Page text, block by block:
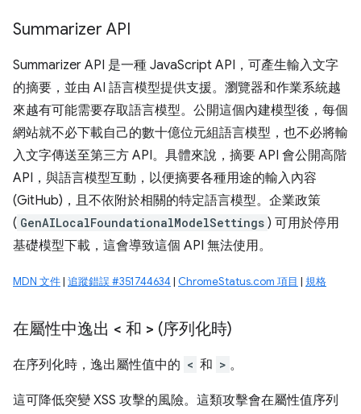
Summarizer API
Summarizer API 是一種 JavaScript API，可產生輸入文字
的摘要，並由 AI 語言模型提供支援。瀏覽器和作業系統越
來越有可能需要存取語言模型。公開這個內建模型後，每個
網站就不必下載自己的數十億位元組語言模型，也不必將輸
入文字傳送至第三方 API。具體來說，摘要 API 會公開高階
API，與語言模型互動，以便摘要各種用途的輸入內容
(GitHub)，且不依附於相關的特定語言模型。企業政策
( GenAILocalFoundationalModelSettings ) 可用於停用
基礎模型下載，這會導致這個 API 無法使用。
MDN 文件| 追蹤錯誤 #351744634 | ChromeStatus.com 項目 | 規格
在屬性中逸出 < 和 > (序列化時)
在序列化時，逸出屬性值中的 < 和 > 。
這可降低突變 XSS 攻擊的風險。這類攻擊會在屬性值序列